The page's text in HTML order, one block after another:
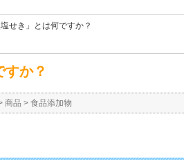
塩せき」とは何ですか？
すか？
商品 > 食品添加物